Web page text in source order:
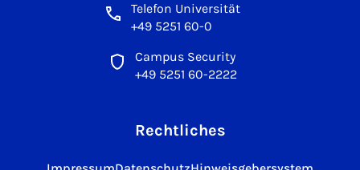
Telefon Universität
+49 5251 60-0
Campus Security
+49 5251 60-2222
Rechtliches